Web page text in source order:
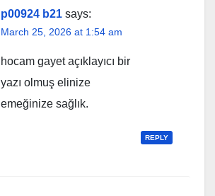
p00924 b21 says:
March 25, 2026 at 1:54 am
hocam gayet açıklayıcı bir
yazı olmuş elinize
emeğinize sağlık.
REPLY